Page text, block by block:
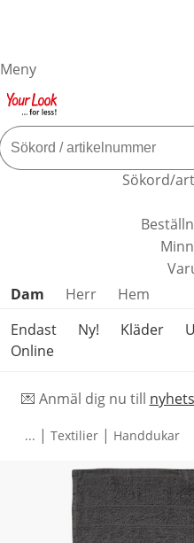
Meny
Sökord/
Hoppa över
Dam Herr
Hem
Endast
Online
Ny! Kläder
💌 Anmäl dig nu till
... | Textilier | Handdukar